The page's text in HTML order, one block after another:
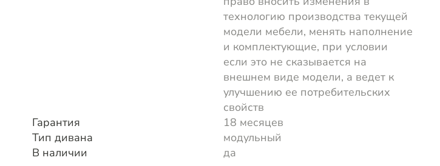
технологию производства текущей
модели мебели, менять наполнение
и комплектующие, при условии
если это не сказывается на
внешнем виде модели, а ведет к
улучшению ее потребительских
свойств
Гарантия
18 месяцев
Тип дивана
модульный
В наличии
да